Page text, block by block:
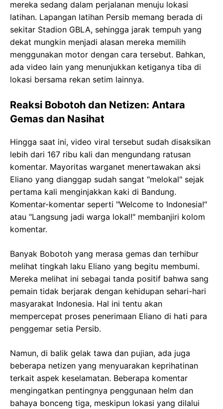
mereka sedang dalam perjalanan menuju lokasi
latihan. Lapangan latihan Persib memang berada di
sekitar Stadion GBLA, sehingga jarak tempuh yang
dekat mungkin menjadi alasan mereka memilih
menggunakan motor dengan cara tersebut. Bahkan,
ada video lain yang menunjukkan ketiganya tiba di
lokasi bersama rekan setim lainnya.
Reaksi Bobotoh dan Netizen: Antara
Gemas dan Nasihat
Hingga saat ini, video viral tersebut sudah disaksikan
lebih dari 167 ribu kali dan mengundang ratusan
komentar. Mayoritas warganet menertawakan aksi
Eliano yang dianggap sudah sangat "melokal" sejak
pertama kali menginjakkan kaki di Bandung.
Komentar-komentar seperti "Welcome to Indonesia!"
atau "Langsung jadi warga lokal!" membanjiri kolom
komentar.
Banyak Bobotoh yang merasa gemas dan terhibur
melihat tingkah laku Eliano yang begitu membumi.
Mereka melihat ini sebagai tanda positif bahwa sang
pemain tidak berjarak dengan kehidupan sehari-hari
masyarakat Indonesia. Hal ini tentu akan
mempercepat proses penerimaan Eliano di hati para
penggemar setia Persib.
Namun, di balik gelak tawa dan pujian, ada juga
beberapa netizen yang menyuarakan keprihatinan
terkait aspek keselamatan. Beberapa komentar
mengingatkan pentingnya penggunaan helm dan
bahaya bonceng tiga, meskipun lokasi yang dilalui